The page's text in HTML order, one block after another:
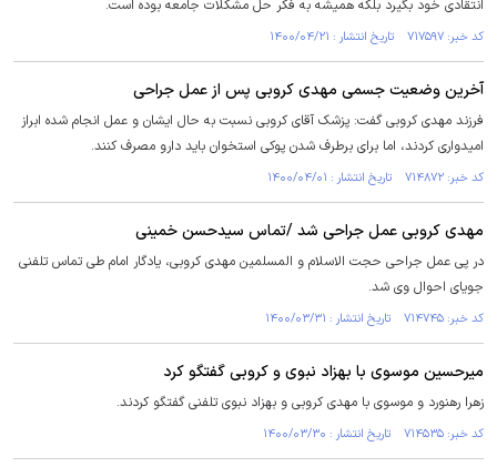
انتقادی خود بگیرد بلکه همیشه به فکر حل مشکلات جامعه بوده است.
کد خبر: ۷۱۷۵۹۷ تاریخ انتشار : ۱۴۰۰/۰۴/۲۱
آخرین وضعیت جسمی مهدی کروبی پس از عمل جراحی
فرزند مهدی کروبی گفت: پزشک آقای کروبی نسبت به حال ایشان و عمل انجام شده ابراز
امیدواری کردند، اما برای برطرف شدن پوکی استخوان باید دارو مصرف کنند.
کد خبر: ۷۱۴۸۷۲ تاریخ انتشار : ۱۴۰۰/۰۴/۰۱
مهدی کروبی عمل جراحی شد /تماس سیدحسن خمینی
در پی عمل جراحی حجت الاسلام و المسلمین مهدی کروبی، یادگار امام طی تماس تلفنی
جویای احوال وی شد.
کد خبر: ۷۱۴۷۴۵ تاریخ انتشار : ۱۴۰۰/۰۳/۳۱
میرحسین موسوی با بهزاد نبوی و کروبی گفتگو کرد
زهرا رهنورد و موسوی با مهدی کروبی و بهزاد نبوی تلفنی گفتگو کردند.
کد خبر: ۷۱۴۵۳۵ تاریخ انتشار : ۱۴۰۰/۰۳/۳۰